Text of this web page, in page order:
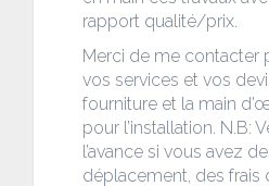
rapport qualité/prix.
Merci de me contacter
vos services et vos
fourniture et la main
pour l’installation. N.B:
l’avance si vous avez
déplacement, des frais